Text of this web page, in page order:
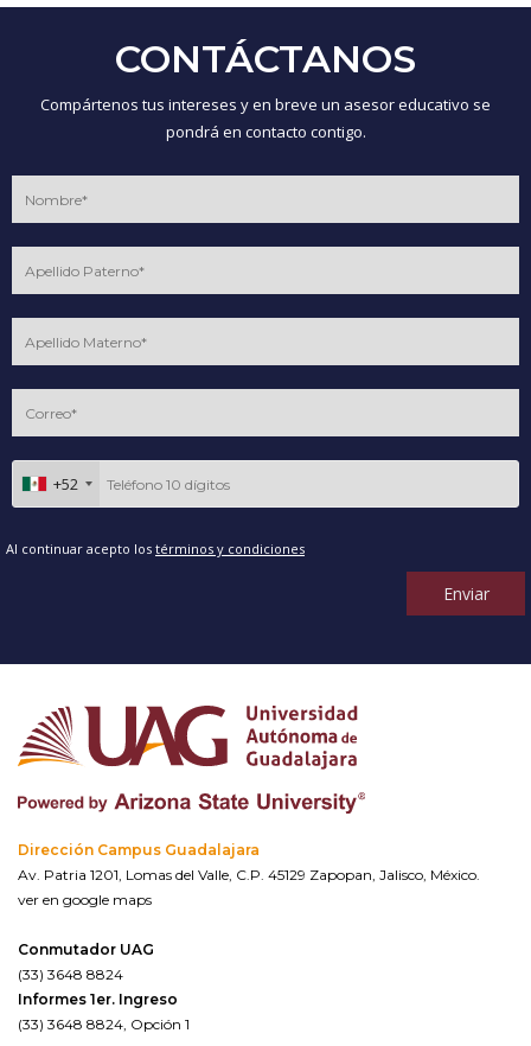
CONTÁCTANOS
Compártenos tus intereses y en breve un asesor educativo se
pondrá en contacto contigo.
+52
Al continuar acepto los términos y condiciones
Enviar
Dirección Campus Guadalajara
Av. Patria 1201, Lomas del Valle, C.P. 45129 Zapopan, Jalisco, México.
ver en google maps
Conmutador UAG
(33) 3648 8824
Informes 1er. Ingreso
(33) 3648 8824, Opción 1